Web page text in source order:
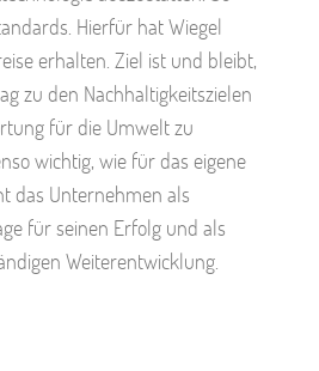
Hierfür hat Wiegel
erhalten. Ziel ist und bleibt,
zu den Nachhaltigkeitszielen
für die Umwelt zu
wichtig, wie für das eigene
das Unternehmen als
für seinen Erfolg und als
Weiterentwicklung.